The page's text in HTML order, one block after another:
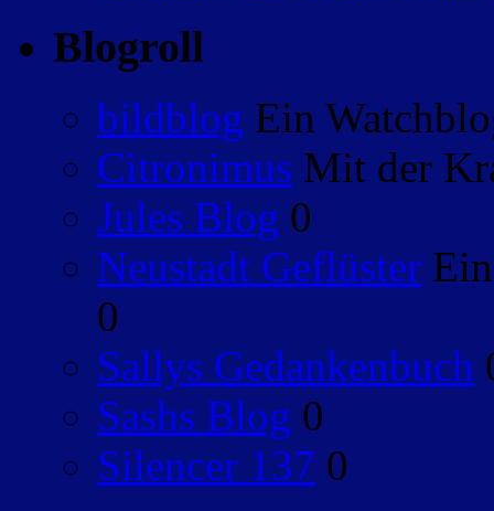
Blogroll
bildblog Ein
Citronimus Mit der
Jules Blog 0
Neustadt Geflüster
0
Sallys Gedankenbuch
Sashs Blog 0
Silencer 137 0